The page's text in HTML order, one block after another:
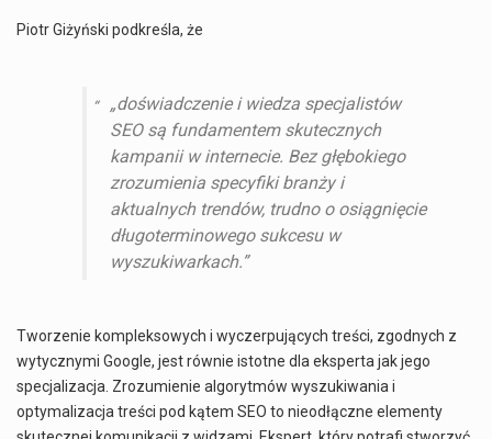
Piotr Giżyński podkreśla, że
„doświadczenie i wiedza specjalistów
SEO są fundamentem skutecznych
kampanii w internecie. Bez głębokiego
zrozumienia specyfiki branży i
aktualnych trendów, trudno o osiągnięcie
długoterminowego sukcesu w
wyszukiwarkach.”
Tworzenie kompleksowych i wyczerpujących treści, zgodnych z
wytycznymi Google, jest równie istotne dla eksperta jak jego
specjalizacja. Zrozumienie algorytmów wyszukiwania i
optymalizacja treści pod kątem SEO to nieodłączne elementy